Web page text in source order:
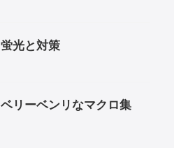
蛍光と対策
ベリーベンリなマクロ集